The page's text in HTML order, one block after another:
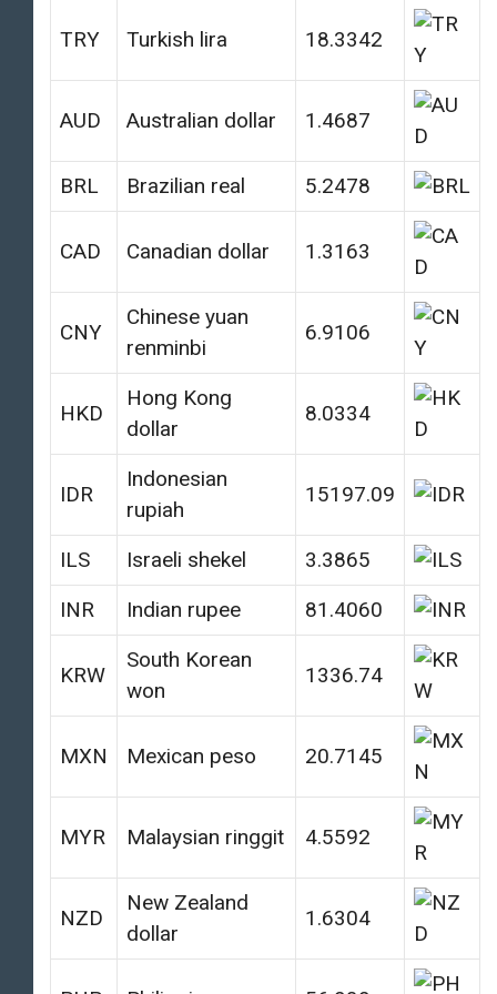
TRY Turkish lira 18.3342
AUD Australian dollar 1.4687
BRL Brazilian real 5.2478
CAD Canadian dollar 1.3163
CNY
Chinese yuan
renminbi
6.9106
HKD
Hong Kong
dollar
8.0334
IDR
Indonesian
rupiah
15197.09
ILS Israeli shekel
3.3865
INR
Indian rupee 81.4060
KRW
South Korean
won
1336.74
MXN Mexican peso 20.7145
MYR Malaysian ringgit 4.5592
NZD
New Zealand
dollar
1.6304